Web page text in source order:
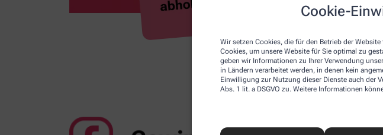
Cookie-
Wir setzen Cookies, die für den Betrieb der
Cookies, um unsere Website für Sie optimal zu
geben wir Informationen zu Ihrer Verwendung
in Ländern verarbeitet werden, in denen kein
Einwilligung zur Nutzung dieser Dienste auch der
Abs. 1 lit. a DSGVO zu. Weitere Informationen